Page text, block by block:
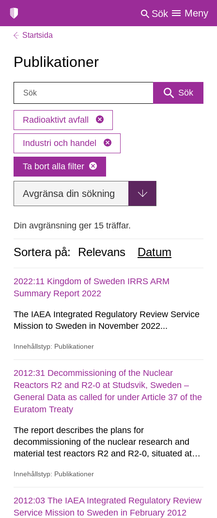
Sök Meny
Startsida
Publikationer
Sök: Sök
Radioaktivt avfall
Industri och handel
Ta bort alla filter
Avgränsa din sökning
Din avgränsning ger 15 träffar.
Sortera på: Relevans Datum
2022:11 Kingdom of Sweden IRRS ARM
Summary Report 2022
The IAEA Integrated Regulatory Review Service
Mission to Sweden in November 2022...
Innehållstyp: Publikationer
2012:31 Decommissioning of the Nuclear
Reactors R2 and R2-0 at Studsvik, Sweden –
General Data as called for under Article 37 of the
Euratom Treaty
The report describes the plans for
decommissioning of the nuclear research and
material test reactors R2 and R2-0, situated at
document is to serve as information for the
requirements of Article 37 of the Euratom Treaty.
According to Article 37, each Member State shall
Innehållstyp: Publikationer
2012:03 The IAEA Integrated Regulatory Review
Service Mission to Sweden in February 2012